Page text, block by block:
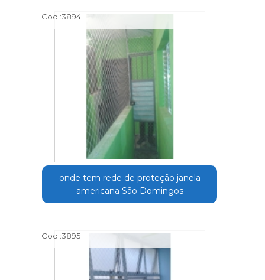
Cod.:3894
onde tem rede de proteção janela
americana São Domingos
Cod.:3895